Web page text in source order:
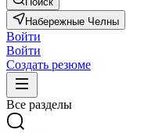
Набережные Челны
Войти
Войти
Создать резюме
Все разделы